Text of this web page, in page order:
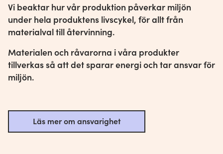
Vi beaktar hur vår produktion påverkar miljön
under hela produktens livscykel, för allt från
materialval till återvinning.
Materialen och råvarorna i våra produkter
tillverkas så att det sparar energi och tar ansvar för
miljön.
Läs mer om ansvarighet